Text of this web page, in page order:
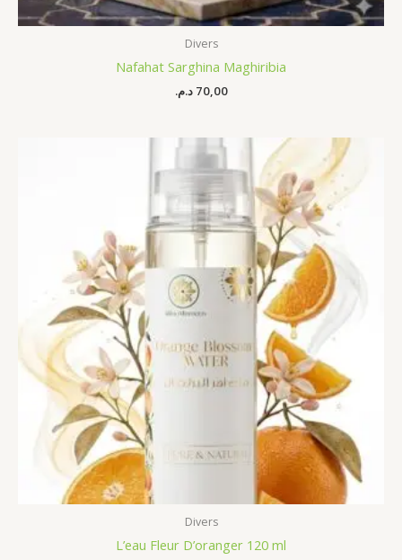
Divers
Nafahat Sarghina Maghiribia
70,00 د.م.
Divers
L’eau Fleur D’oranger 120 ml